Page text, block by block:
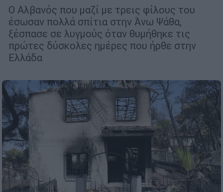
Ο Αλβανός που μαζί με τρεις φίλους του
έσωσαν πολλά σπίτια στην Άνω Ψάθα,
ξέσπασε σε λυγμούς όταν θυμήθηκε τις
πρώτες δύσκολες ημέρες που ήρθε στην
Ελλάδα